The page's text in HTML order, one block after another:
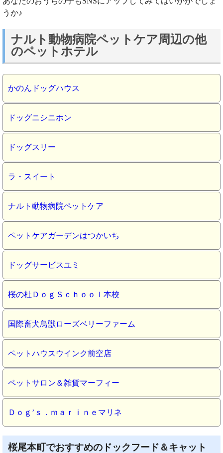
うか♪
ナルト動物病院ペットケア周辺の他
のペットホテル
かのんドッグハウス
ドッグニシニホン
ドッグスリー
ラ・スイート
ナルト動物病院ペットケア
ペットケアガーデンはつかいち
ドッグサービスユミ
桜の杜ＤｏｇＳｃｈｏｏｌ本校
国際畜犬鳥獣ローズベリーファーム
ペットハウスウインク前空店
ペットサロン＆雑貨マーフィー
Ｄｏｇ’ｓ．ｍａｒｉｎｅマリネ
桜尾本町でおすすめのドックフード＆キャット